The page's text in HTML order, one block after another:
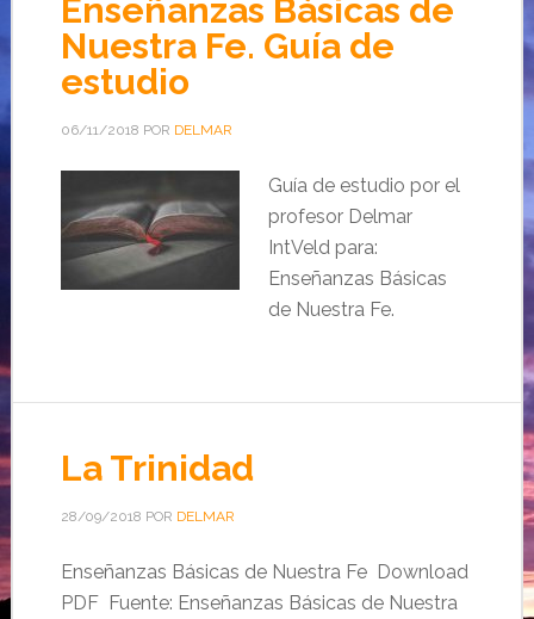
Enseñanzas Básicas de
Nuestra Fe. Guía de
estudio
06/11/2018 POR DELMAR
Guía de estudio por el
profesor Delmar
IntVeld para:
Enseñanzas Básicas
de Nuestra Fe.
La Trinidad
28/09/2018 POR DELMAR
Enseñanzas Básicas de Nuestra Fe Download
PDF Fuente: Enseñanzas Básicas de Nuestra